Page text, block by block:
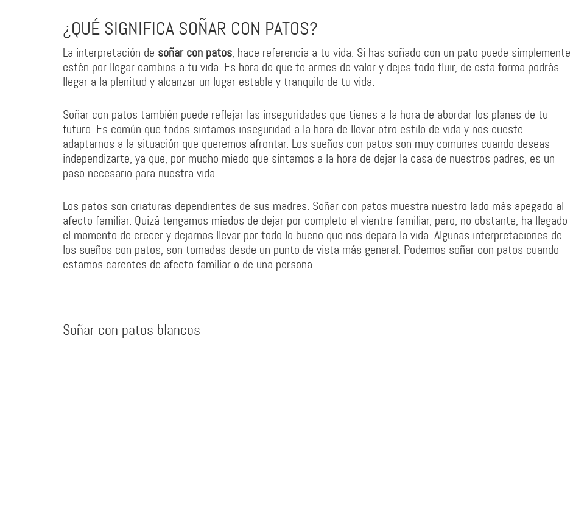
¿QUÉ SIGNIFICA SOÑAR CON PATOS?
La interpretación de soñar con patos, hace referencia a tu vida. Si has soñado con un pato puede simplemente
estén por llegar cambios a tu vida. Es hora de que te armes de valor y dejes todo fluir, de esta forma podrás
llegar a la plenitud y alcanzar un lugar estable y tranquilo de tu vida.
Soñar con patos también puede reflejar las inseguridades que tienes a la hora de abordar los planes de tu
futuro. Es común que todos sintamos inseguridad a la hora de llevar otro estilo de vida y nos cueste
adaptarnos a la situación que queremos afrontar. Los sueños con patos son muy comunes cuando deseas
independizarte, ya que, por mucho miedo que sintamos a la hora de dejar la casa de nuestros padres, es un
paso necesario para nuestra vida.
Los patos son criaturas dependientes de sus madres. Soñar con patos muestra nuestro lado más apegado al
afecto familiar. Quizá tengamos miedos de dejar por completo el vientre familiar, pero, no obstante, ha llegado
el momento de crecer y dejarnos llevar por todo lo bueno que nos depara la vida. Algunas interpretaciones de
los sueños con patos, son tomadas desde un punto de vista más general. Podemos soñar con patos cuando
estamos carentes de afecto familiar o de una persona.
Soñar con patos blancos